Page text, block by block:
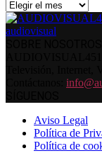
Archivos
Aviso Legal
Política de
Política de